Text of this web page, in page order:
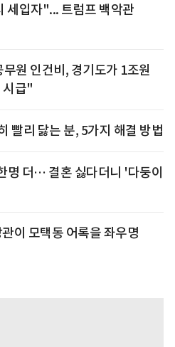
세입자"... 트럼프 백악관
원 인건비, 경기도가 1조원
시급"
빨리 닳는 분, 5가지 해결 방법
명 더… 결혼 싫다더니 '다둥이
이 모택동 어록을 좌우명